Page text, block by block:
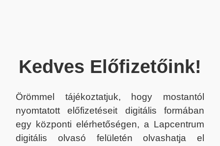
Kedves Előfizetőink!
Örömmel tájékoztatjuk, hogy mostantól
nyomtatott előfizetéseit digitális formában
egy központi elérhetőségen, a Lapcentrum
digitális olvasó felületén olvashatja el